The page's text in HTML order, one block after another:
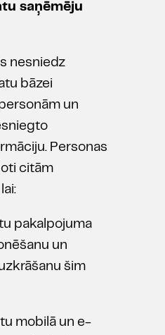
saņēmēju
nesniedz
bāzei
un
Personas
citām
pakalpojuma
un
šim
mobilā un e-